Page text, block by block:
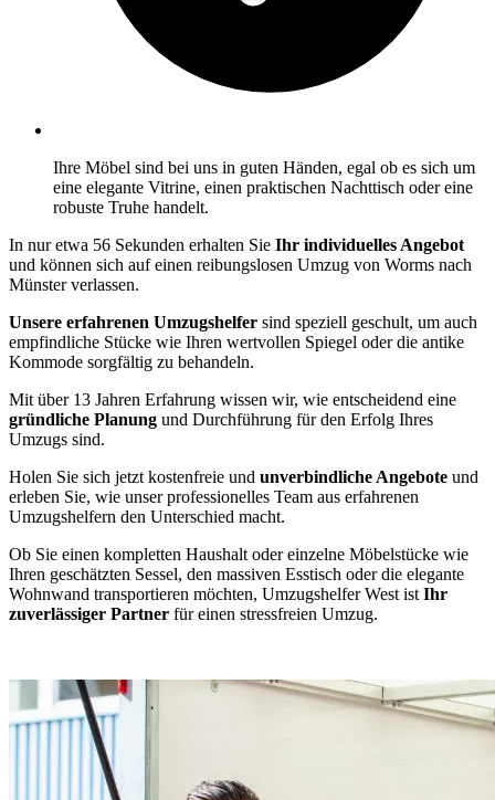
Ihre Möbel sind bei uns in guten Händen, egal ob es sich um
eine elegante Vitrine, einen praktischen Nachttisch oder eine
robuste Truhe handelt.
In nur etwa 56 Sekunden erhalten Sie Ihr individuelles Angebot
und können sich auf einen reibungslosen Umzug von Worms nach
Münster verlassen.
Unsere erfahrenen Umzugshelfer sind speziell geschult, um auch
empfindliche Stücke wie Ihren wertvollen Spiegel oder die antike
Kommode sorgfältig zu behandeln.
Mit über 13 Jahren Erfahrung wissen wir, wie entscheidend eine
gründliche Planung und Durchführung für den Erfolg Ihres
Umzugs sind.
Holen Sie sich jetzt kostenfreie und unverbindliche Angebote und
erleben Sie, wie unser professionelles Team aus erfahrenen
Umzugshelfern den Unterschied macht.
Ob Sie einen kompletten Haushalt oder einzelne Möbelstücke wie
Ihren geschätzten Sessel, den massiven Esstisch oder die elegante
Wohnwand transportieren möchten, Umzugshelfer West ist Ihr
zuverlässiger Partner für einen stressfreien Umzug.